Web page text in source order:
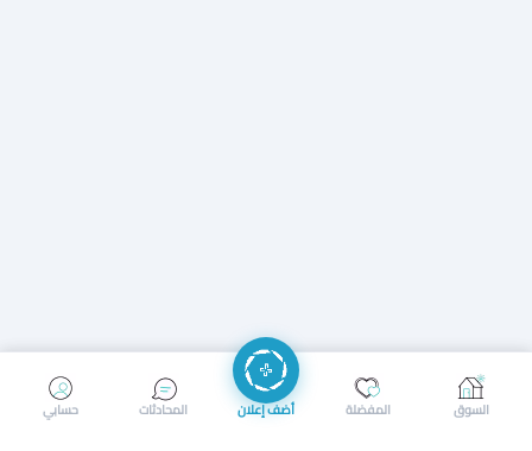
إرسال رسالة إجراء مكالمة
حسابي المحادثات أضف إعلان المفضلة السوق